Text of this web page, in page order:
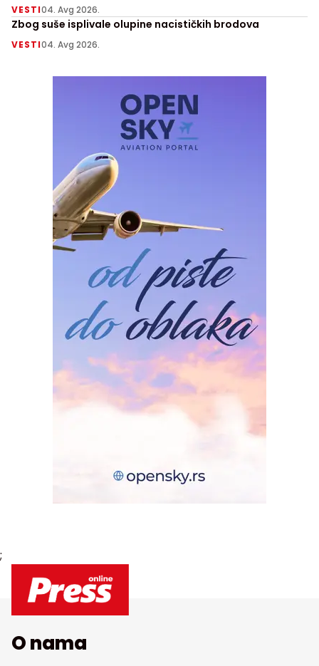
VESTI04. Avg 2026.
Zbog suše isplivale olupine nacističkih brodova
VESTI04. Avg 2026.
;
O nama